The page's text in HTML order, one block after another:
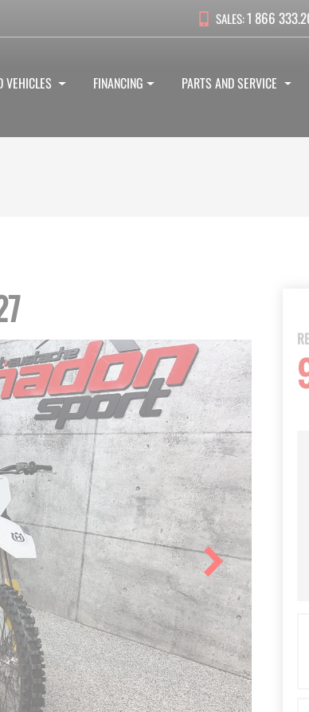
SALES:1 866
VEHICLES FINANCING PARTS AND SERVICE